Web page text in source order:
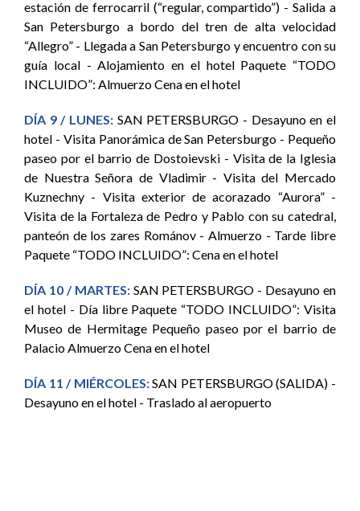
estación de ferrocarril (“regular, compartido”) - Salida a
San Petersburgo a bordo del tren de alta velocidad
“Allegro” - Llegada a San Petersburgo y encuentro con su
guía local - Alojamiento en el hotel Paquete “TODO
INCLUIDO”: Almuerzo Cena en el hotel
DÍA 9 / LUNES: SAN PETERSBURGO - Desayuno en el
hotel - Visita Panorámica de San Petersburgo - Pequeño
paseo por el barrio de Dostoievski - Visita de la Iglesia
de Nuestra Señora de Vladimir - Visita del Mercado
Kuznechny - Visita exterior de acorazado “Aurora” -
Visita de la Fortaleza de Pedro y Pablo con su catedral,
panteón de los zares Románov - Almuerzo - Tarde libre
Paquete “TODO INCLUIDO”: Cena en el hotel
DÍA 10 / MARTES:SAN PETERSBURGO - Desayuno en
el hotel - Día libre Paquete “TODO INCLUIDO”: Visita
Museo de Hermitage Pequeño paseo por el barrio de
Palacio Almuerzo Cena en el hotel
DÍA 11 / MIÉRCOLES:SAN PETERSBURGO (SALIDA) -
Desayuno en el hotel - Traslado al aeropuerto